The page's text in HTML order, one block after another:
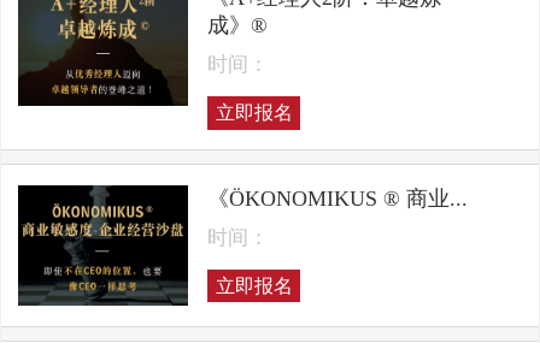
成》®
时间：
立即报名
《ÖKONOMIKUS ® 商业...
时间：
立即报名